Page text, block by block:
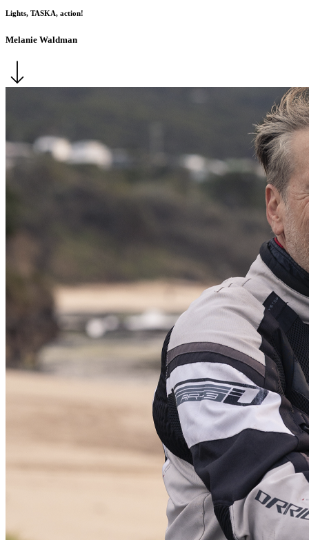
Lights, TASKA, action!
Melanie Waldman